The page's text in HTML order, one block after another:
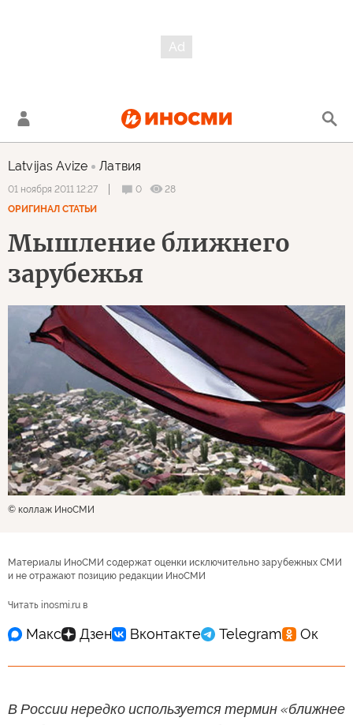
Latvijas Avize Латвия
01 ноября 2011 12:27 0
28
ОРИГИНАЛ СТАТЬИ
Мышление ближнего
зарубежья
© коллаж ИноСМИ
Материалы ИноСМИ содержат оценки исключительно зарубежных СМИ
и не отражают позицию редакции ИноСМИ
Читать inosmi.ru в
В России нередко используется термин «ближнее